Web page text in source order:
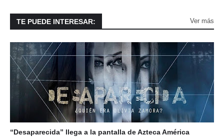
TE PUEDE INTERESAR: Ver más
“Desaparecida” llega a la pantalla de Azteca América